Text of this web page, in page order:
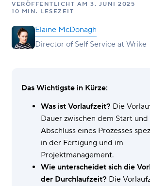
VERÖFFENTLICHT AM 3. JUNI 2025
10 MIN. LESEZEIT
Elaine McDonagh
Director of Self Service at Wrike
Das Wichtigste in Kürze:
Was ist Vorlaufzeit? Die
Dauer zwischen dem Start
Abschluss eines Prozesses
in der Fertigung und im
Projektmanagement.
Wie unterscheidet sich die
der Durchlaufzeit? Die